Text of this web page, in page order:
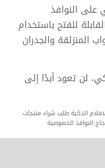
على النوافذ
للفتح باستخدام
المنزلقة والجدران
لن تعود أبدًا إلى